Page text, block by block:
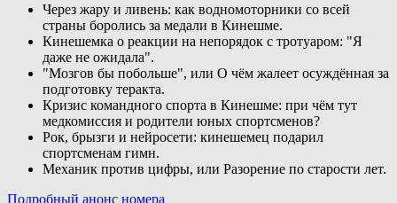
Через жару и ливень: как водномоторники со всей
страны боролись за медали в Кинешме.
Кинешемка о реакции на непорядок с тротуаром: "Я
даже не ожидала".
"Мозгов бы побольше", или О чём жалеет осуждённая за
подготовку теракта.
Кризис командного спорта в Кинешме: при чём тут
медкомиссия и родители юных спортсменов?
Рок, брызги и нейросети: кинешемец подарил
спортсменам гимн.
Механик против цифры, или Разорение по старости лет.
Подробный анонс номера